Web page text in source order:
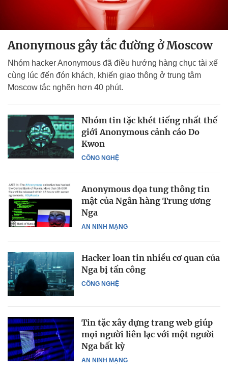
Anonymous gây tắc đường ở Moscow
Nhóm hacker Anonymous đã điều hướng hàng chục tài xế
cùng lúc đến đón khách, khiến giao thông ở trung tâm
Moscow tắc nghẽn hơn 40 phút.
CÔNG NGHỆ
Nhóm tin tặc khét tiếng nhất thế
giới Anonymous cảnh cáo Do
Kwon
AN NINH MẠNG
Anonymous dọa tung thông tin
mật của Ngân hàng Trung ương
Nga
CÔNG NGHỆ
Hacker loan tin nhiều cơ quan của
Nga bị tấn công
AN NINH MẠNG
Tin tặc xây dựng trang web giúp
mọi người liên lạc với một người
Nga bất kỳ